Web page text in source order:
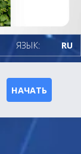
ЯЗЫК: RU
НАЧАТЬ